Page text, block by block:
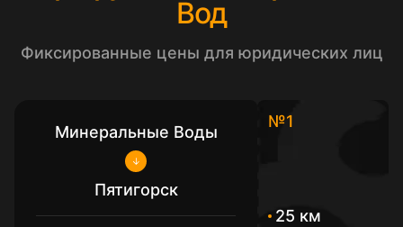
Вод
Фиксированные цены для юридических лиц
Минеральные Воды
Пятигорск
№1
25 км